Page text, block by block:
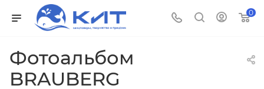
0
Фотоальбом
BRAUBERG